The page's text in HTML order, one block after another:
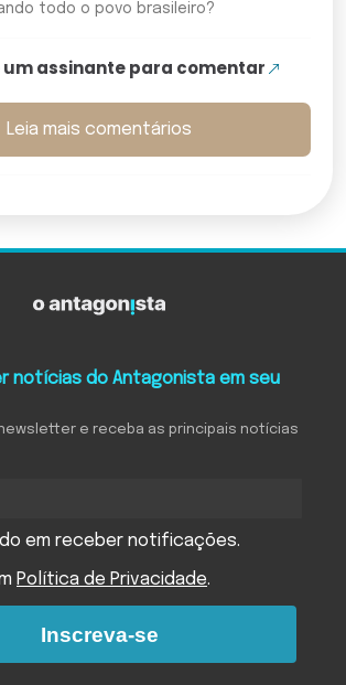
todo o povo brasileiro?
um assinante para comentar
Leia mais comentários
notícias do Antagonista em seu
e receba as principais notícias
em receber notificações.
Política de Privacidade.
Inscreva-se